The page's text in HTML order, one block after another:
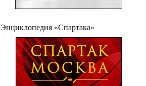
Энциклопедия «Спартака»